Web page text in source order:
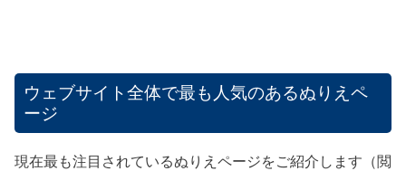
ウェブサイト全体で最も人気のあるぬりえペ
ージ
現在最も注目されているぬりえページをご紹介します（閲